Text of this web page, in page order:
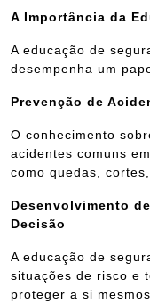
A Importância da
A educação de
desempenha um
Prevenção de
O conhecimento
acidentes comuns
como quedas,
Desenvolvimento
Decisão
A educação de
situações de risco e
proteger a si